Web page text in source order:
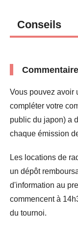
Conseils
Vous pouvez avoir
compléter votre
public du japon) a
chaque émission
Les locations de
un dépôt
d'information au
commencent à
du tournoi.